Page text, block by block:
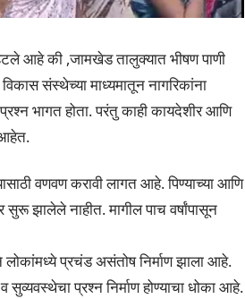
आहे की ,जामखेड तालुक्यात भीषण पाणी
संस्थेच्या माध्यमातून नागरिकांना
प्रश्न भागत होता. परंतु काही कायदेशीर आणि
वणवण करावी लागत आहे. पिण्याच्या आणि
झालेले नाहीत. मागील पाच वर्षांपासून
प्रचंड असंतोष निर्माण झाला आहे.
प्रश्न निर्माण होण्याचा धोका आहे.